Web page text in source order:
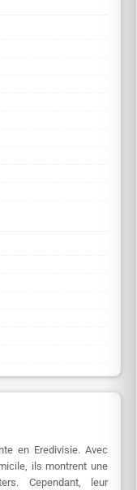
en Eredivisie. Avec
ils montrent une
Cependant, leur